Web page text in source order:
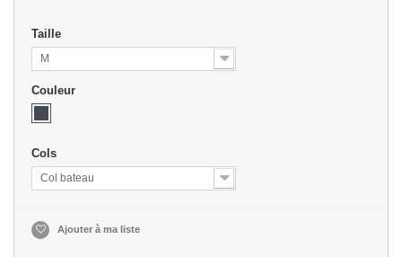
Taille
M
Couleur
Cols
Col bateau
Ajouter à ma liste